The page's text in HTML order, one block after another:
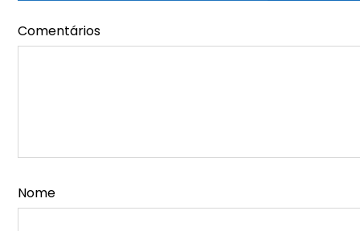
Comentários
Nome